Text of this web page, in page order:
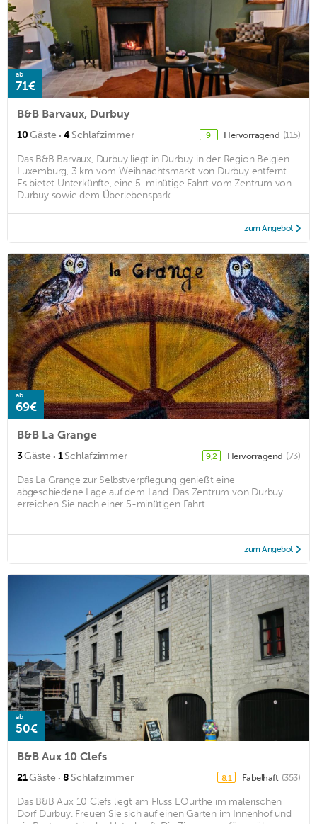
ab
71€
B&B Barvaux, Durbuy
10Gäste · 4Schlafzimmer 9 Hervorragend (115)
Das B&B Barvaux, Durbuy liegt in Durbuy in der Region Belgien
Luxemburg, 3 km vom Weihnachtsmarkt von Durbuy entfernt.
Es bietet Unterkünfte, eine 5-minütige Fahrt vom Zentrum von
Durbuy sowie dem Überlebenspark ...
zum Angebot
ab
69€
B&B La Grange
3Gäste · 1Schlafzimmer 9,2 Hervorragend (73)
Das La Grange zur Selbstverpflegung genießt eine
abgeschiedene Lage auf dem Land. Das Zentrum von Durbuy
erreichen Sie nach einer 5-minütigen Fahrt. ...
zum Angebot
ab
50€
B&B Aux 10 Clefs
21Gäste · 8 Schlafzimmer 8,1 Fabelhaft (353)
Das B&B Aux 10 Clefs liegt am Fluss L'Ourthe im malerischen
Dorf Durbuy. Freuen Sie sich auf einen Garten im Innenhof und